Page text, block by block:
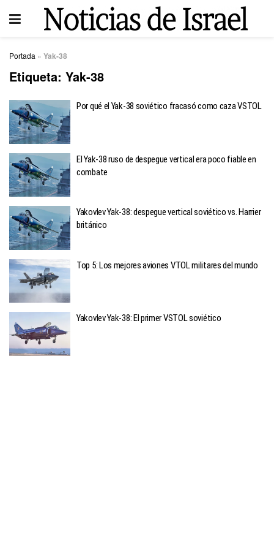
Portada » Yak-38
Etiqueta: Yak-38
Por qué el Yak-38 soviético fracasó como caza VSTOL
El Yak-38 ruso de despegue vertical era poco fiable en
combate
Yakovlev Yak-38: despegue vertical soviético vs. Harrier
británico
Top 5: Los mejores aviones VTOL militares del mundo
Yakovlev Yak-38: El primer VSTOL soviético